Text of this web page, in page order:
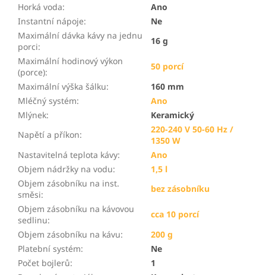
Horká voda:
Ano
Instantní nápoje:
Ne
Maximální dávka kávy na jednu
porci:
16 g
Maximální hodinový výkon
(porce):
50 porcí
Maximální výška šálku:
160 mm
Mléčný systém:
Ano
Mlýnek:
Keramický
Napětí a příkon:
220-240 V 50-60 Hz /
1350 W
Nastavitelná teplota kávy:
Ano
Objem nádržky na vodu:
1,5 l
Objem zásobníku na inst.
směsi:
bez zásobníku
Objem zásobníku na kávovou
sedlinu:
cca 10 porcí
Objem zásobníku na kávu:
200 g
Platební systém:
Ne
Počet bojlerů:
1